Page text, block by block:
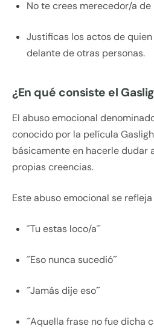
No te crees merecedor/a de
Justificas los actos de
delante de otras personas.
¿En qué consiste el
El abuso emocional
conocido por la película
básicamente en hacerle dudar
propias creencias.
Este abuso emocional se
´´Tu estas loco/a´´
´´Eso nunca sucedió´´
´´Jamás dije eso´´
´´Aquella frase no fue dicha